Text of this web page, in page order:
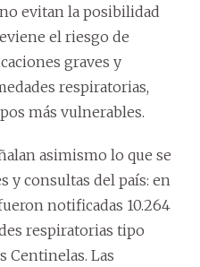
evitan la posibilidad
el riesgo de
graves y
respiratorias,
más vulnerables.
asimismo lo que se
y consultas del país: en
notificadas 10.264
respiratorias tipo
Centinelas. Las